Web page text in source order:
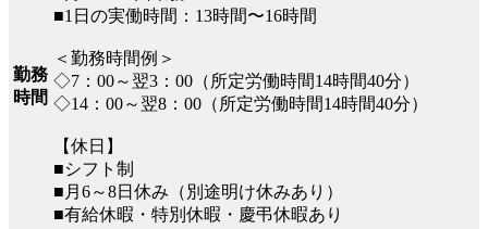
勤務
時間
■1日の実働時間：13時間〜16時間
＜勤務時間例＞
◇7：00～翌3：00（所定労働時間14時間40分）
◇14：00～翌8：00（所定労働時間14時間40分）
【休日】
■シフト制
■月6～8日休み（別途明け休みあり）
■有給休暇・特別休暇・慶弔休暇あり